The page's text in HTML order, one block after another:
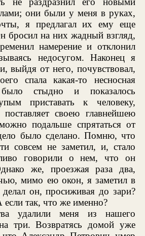
они были у меня в руках,
я предлагал их ему еще
бросил на них жадный взгляд,
намерение и отклонил
недосугом. Наконец я
выйдя от него, почувствовал,
спала какая-то несносная
стыдно и показалось
приставать к человеку,
своею главнейшею
подальше спрятаться от
было сделано. Помню, что
совсем не заметил, и, стало
говорили о нем, что он
же, проезжая раза два,
мимо ею окон, я заметил в
он, просиживая до зари?
так, что же именно?
удалили меня из нашего
три. Возвратясь домой уже